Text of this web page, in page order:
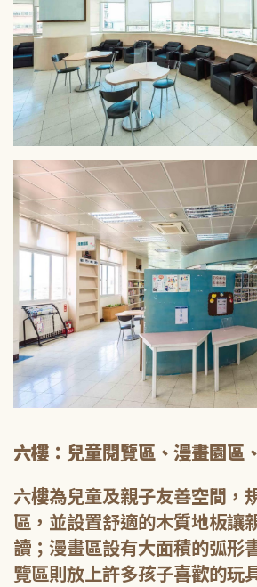
六樓：兒童閱覽區、漫畫園
六樓為兒童及親子友善空間，
區，並設置舒適的木質地板讓
讀；漫畫區設有大面積的弧形
覽區則放上許多孩子喜歡的玩